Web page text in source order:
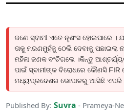
ଜଣେ ସ୍ବାମୀ ଏତେ ନୃଶଂସ ହୋଇପାରେ ।
ତାକୁ ମରଣମୁହଁକୁ ଠେଲି ଦେବାକୁ ପଛାଇଲା
ମହିଳା ଜଣକ ବଂଚିଗଲେ ।କିନ୍ତୁ
ପାଇଁ ସ୍ବାମୀଙ୍କ ବିରୋଧରେ କୌଣସି FIR
ମଧ୍ୟପ୍ରଦେଶର ଭୋପାଳରୁ ଆସିଛି
Published By: Suvra - Prameya-